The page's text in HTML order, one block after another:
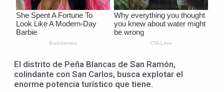
El distrito de Peña Blancas de San Ramón,
colindante con San Carlos, busca explotar el
enorme potencia turístico que tiene.